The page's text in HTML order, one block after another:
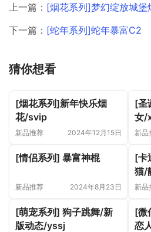
上一篇： [烟花系列]梦幻绽放城堡
下一篇： [蛇年系列]蛇年暴富C2
猜你想看
[烟花系列]新年快乐烟
花/svip
新品推荐 2024年12月15日
[圣
女/
新品
[情侣系列] 暴富神棍
新品推荐 2024年8月23日
[卡
猫/
新品
[萌宠系列] 狗子跳舞/新
版动态/yssj
[微
恋